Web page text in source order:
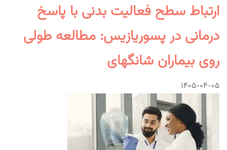
ارتباط سطح فعالیت بدنی با پاسخ
درمانی در پسوریازیس: مطالعه طولی
روی بیماران شانگهای
۱۴۰۵-۰۴-۰۵